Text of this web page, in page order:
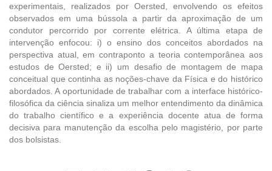
experimentais, realizados por Oersted, envolvendo os efeitos
observados em uma bússola a partir da aproximação de um
condutor percorrido por corrente elétrica. A última etapa de
intervenção enfocou: i) o ensino dos conceitos abordados na
perspectiva atual, em contraponto a teoria contemporânea aos
estudos de Oersted; e ii) um desafio de montagem de mapa
conceitual que continha as noções-chave da Física e do histórico
abordados. A oportunidade de trabalhar com a interface histórico-
filosófica da ciência sinaliza um melhor entendimento da dinâmica
do trabalho científico e a experiência docente atua de forma
decisiva para manutenção da escolha pelo magistério, por parte
dos bolsistas.